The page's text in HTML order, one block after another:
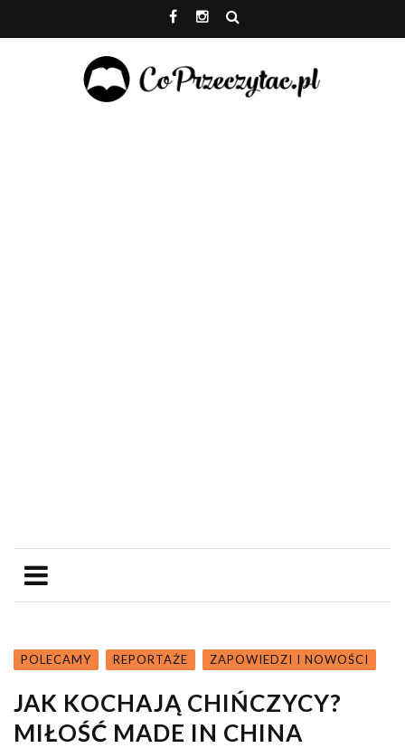
POLECAMY REPORTAŻE ZAPOWIEDZI I NOWOŚCI
JAK KOCHAJĄ CHIŃCZYCY?
MIŁOŚĆ MADE IN CHINA